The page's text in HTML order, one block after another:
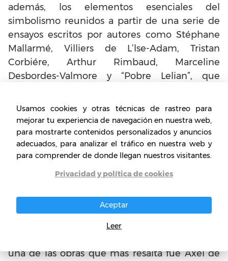
además, los elementos esenciales del
simbolismo reunidos a partir de una serie de
ensayos escritos por autores como Stéphane
Mallarmé, Villiers de L’lse-Adam, Tristan
Corbiére, Arthur Rimbaud, Marceline
Desbordes-Valmore y “Pobre Lelian”, que
Verlaine manifiesta que cada uno de los
genios presentes tiene, a la vez, una maldición.
Esto lo usó como una forma de acercarlos al
hermetismo y la idiosincrasia dentro de los
recursos para la escritura. Sus vidas trágicas, la
los autores, entre otros aspectos, fueron
factores claves por las que se retratan como
poetas malditos y como consecuencia de sus
una de las obras que más resalta fue Axel de
Usamos cookies y otras técnicas de rastreo para
mejorar tu experiencia de navegación en nuestra web,
para mostrarte contenidos personalizados y anuncios
adecuados, para analizar el tráfico en nuestra web y
para comprender de donde llegan nuestros visitantes.
Privacidad y política de cookies
Aceptar
Leer